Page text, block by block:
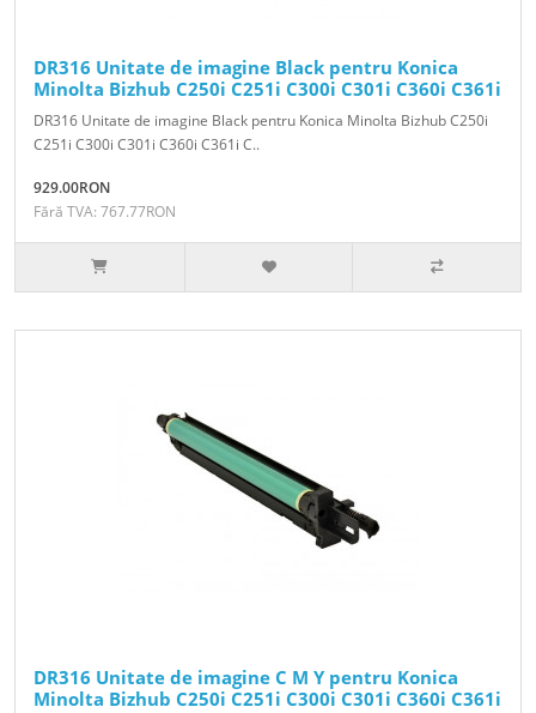
DR316 Unitate de imagine Black pentru Konica
Minolta Bizhub C250i C251i C300i C301i C360i C361i
DR316 Unitate de imagine Black pentru Konica Minolta Bizhub C250i
C251i C300i C301i C360i C361i C..
929.00RON
Fără TVA: 767.77RON
DR316 Unitate de imagine C M Y pentru Konica
Minolta Bizhub C250i C251i C300i C301i C360i C361i